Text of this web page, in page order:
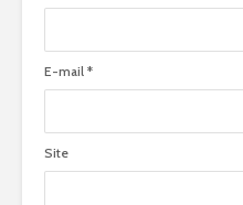
E-mail *
Site